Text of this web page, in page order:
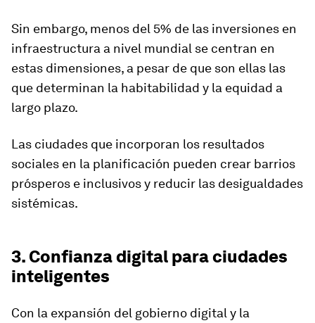
Sin embargo, menos del 5% de las inversiones en
infraestructura a nivel mundial se centran en
estas dimensiones, a pesar de que son ellas las
que determinan la habitabilidad y la equidad a
largo plazo.
Las ciudades que incorporan los resultados
sociales en la planificación pueden crear barrios
prósperos e inclusivos y reducir las desigualdades
sistémicas.
3. Confianza digital para ciudades
inteligentes
Con la expansión del gobierno digital y la